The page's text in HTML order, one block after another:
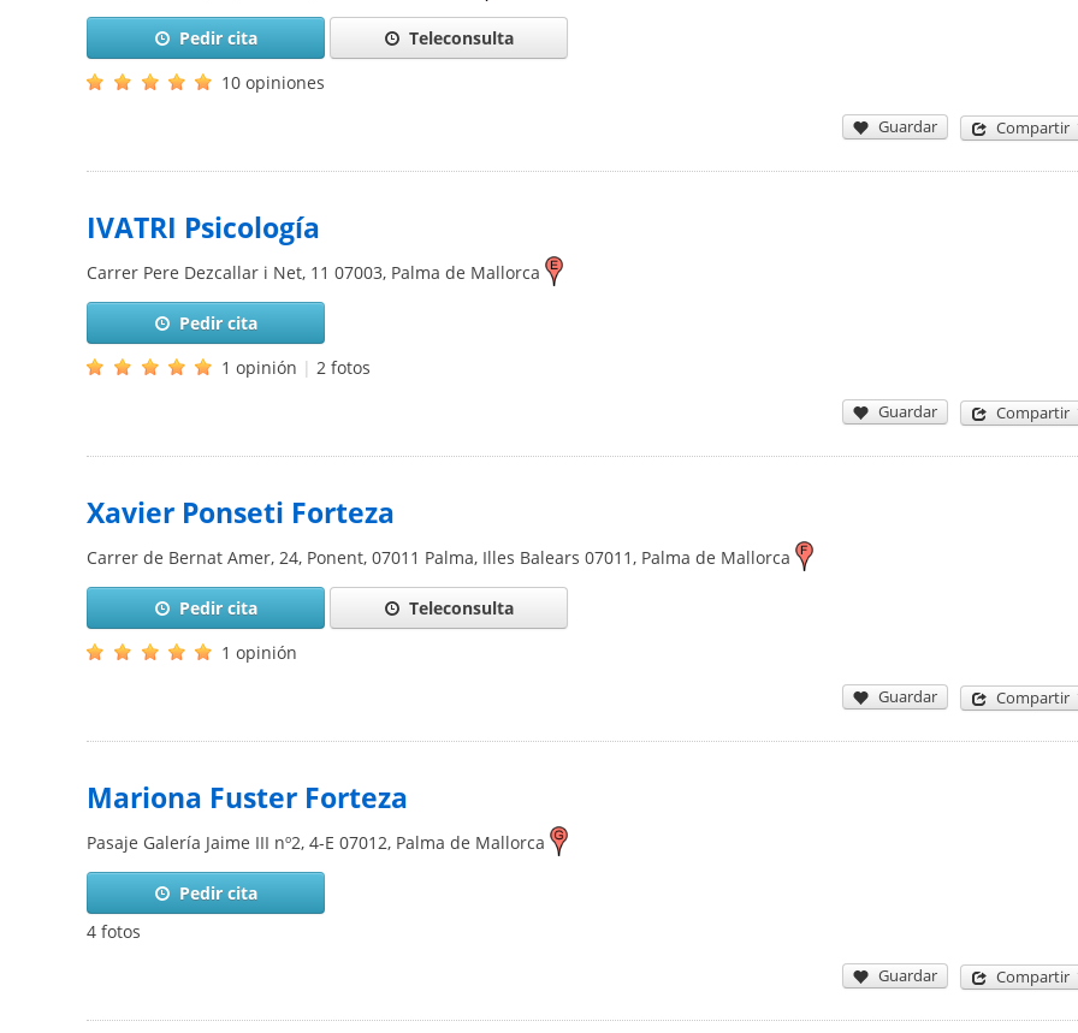
Pedir cita
Teleconsulta
10 opiniones
Guardar Compartir
IVATRI Psicología
Carrer Pere Dezcallar i Net, 11 07003, Palma de Mallorca
Pedir cita
1 opinión | 2 fotos
Guardar Compartir
Xavier Ponseti Forteza
Carrer de Bernat Amer, 24, Ponent, 07011 Palma, Illes Balears 07011 , Palma de Mallorca
Pedir cita
Teleconsulta
1 opinión
Guardar Compartir
Mariona Fuster Forteza
Pasaje Galería Jaime III nº2, 4-E 07012, Palma de Mallorca
Pedir cita
4 fotos
Guardar Compartir